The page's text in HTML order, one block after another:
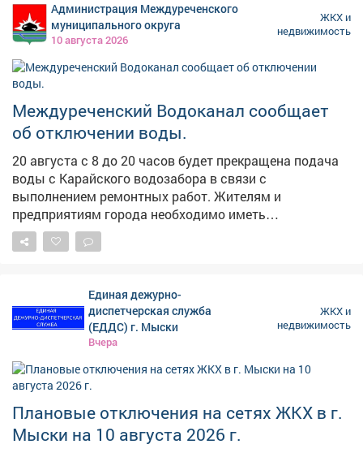
и предостережений. В сфере лицензирования
управляющих компаний за отчётную неделю принято
реестр лицензий - отказов по заявкам не
зафиксировано. Всего с начала года ГЖИ Кузбасса
выявила свыше 2 350 нарушений в работе УК. Фото:
АиФ
Администрация Междуреченского
муниципального округа
10 августа 2026
ЖКХ и
недвижимость
Междуреченский Водоканал сообщает
об отключении воды.
20 августа с 8 до 20 часов будет прекращена подача
воды с Карайского водозабора в связи с
выполнением ремонтных работ. Жителям и
предприятиям города необходимо иметь
необходимый запас. ❗️Воду в течение суток после
завершения работ употребляйте после кипячения.
Единая дежурно-
диспетчерская служба
(ЕДДС) г. Мыски
Вчера
ЖКХ и
недвижимость
Плановые отключения на сетях ЖКХ в г.
Мыски на 10 августа 2026 г.